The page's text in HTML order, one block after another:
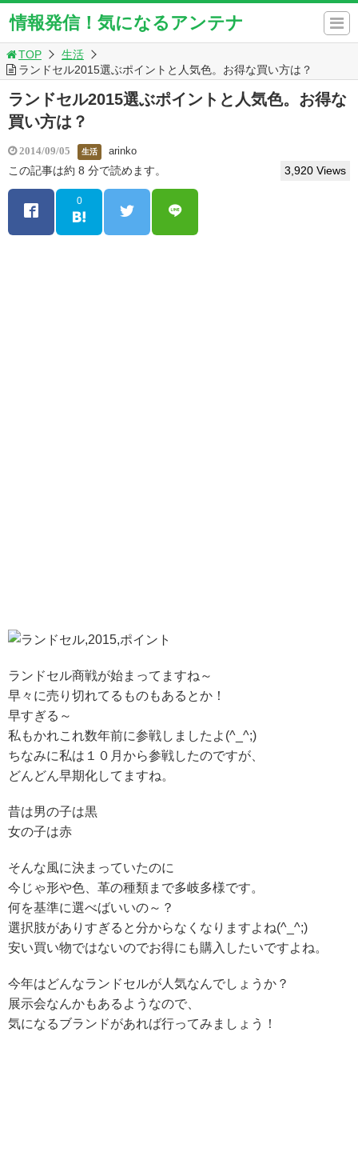
情報発信！気になるアンテナ
TOP
生活
ランドセル2015選ぶポイントと人気色。お得な買い方は？
ランドセル2015選ぶポイントと人気色。お得な
買い方は？
2014/09/05 生活 arinko
この記事は約 8 分で読めます。 3,920 Views
0
ランドセル商戦が始まってますね～
早々に売り切れてるものもあるとか！
早すぎる～
私もかれこれ数年前に参戦しましたよ(^_^;)
ちなみに私は１０月から参戦したのですが、
どんどん早期化してますね。
昔は男の子は黒
女の子は赤
そんな風に決まっていたのに
今じゃ形や色、革の種類まで多岐多様です。
何を基準に選べばいいの～？
選択肢がありすぎると分からなくなりますよね(^_^;)
安い買い物ではないのでお得にも購入したいですよね。
今年はどんなランドセルが人気なんでしょうか？
展示会なんかもあるようなので、
気になるブランドがあれば行ってみましょう！